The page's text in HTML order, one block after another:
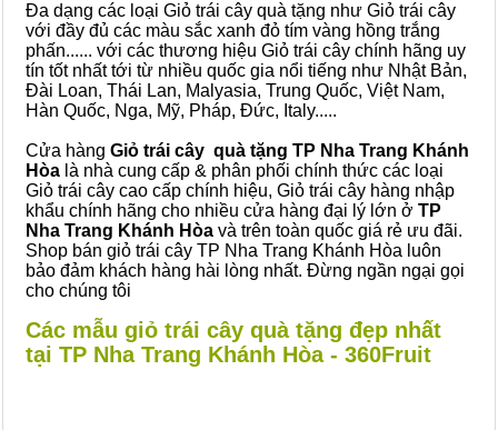
Đa dạng các loại Giỏ trái cây quà tặng như Giỏ trái cây
với đầy đủ các màu sắc xanh đỏ tím vàng hồng trắng
phấn...... với các thương hiệu Giỏ trái cây chính hãng uy
tín tốt nhất tới từ nhiều quốc gia nổi tiếng như Nhật Bản,
Đài Loan, Thái Lan, Malyasia, Trung Quốc, Việt Nam,
Hàn Quốc, Nga, Mỹ, Pháp, Đức, Italy.....
Cửa hàng Giỏ trái cây quà tặng TP Nha Trang Khánh
Hòa là nhà cung cấp & phân phối chính thức các loại
Giỏ trái cây cao cấp chính hiệu, Giỏ trái cây hàng nhập
khẩu chính hãng cho nhiều cửa hàng đại lý lớn ở TP
Nha Trang Khánh Hòa và trên toàn quốc giá rẻ ưu đãi.
Shop bán giỏ trái cây TP Nha Trang Khánh Hòa luôn
bảo đảm khách hàng hài lòng nhất. Đừng ngần ngại gọi
cho chúng tôi
Các mẫu giỏ trái cây quà tặng đẹp nhất
tại TP Nha Trang Khánh Hòa - 360Fruit